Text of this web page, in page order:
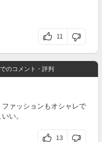
11
でのコメント・評判
ァッションもオシャレで
い。
13